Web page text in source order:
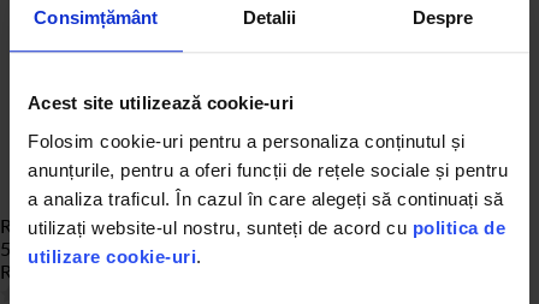
Consimțământ Detalii Despre
Acest site utilizează cookie-uri
Folosim cookie-uri pentru a personaliza conținutul și
anunțurile, pentru a oferi funcții de rețele sociale și pentru
a analiza traficul. În cazul în care alegeți să continuați să
utilizați website-ul nostru, sunteți de acord cu politica de
utilizare cookie-uri.
Review-uri Produs
5
Rating: